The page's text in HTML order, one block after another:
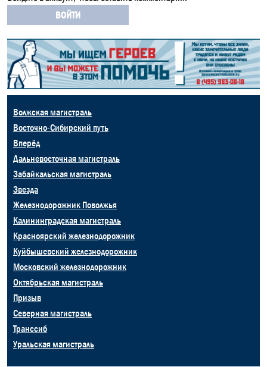
ВОЙТИ
Волжская магистраль
Восточно-Сибирский путь
Вперёд
Дальневосточная магистраль
Забайкальская магистраль
Звезда
Железнодорожник Поволжья
Калининградская магистраль
Красноярский железнодорожник
Куйбышевский железнодорожник
Московский железнодорожник
Октябрьская магистраль
Призыв
Северная магистраль
Транссиб
Уральская магистраль